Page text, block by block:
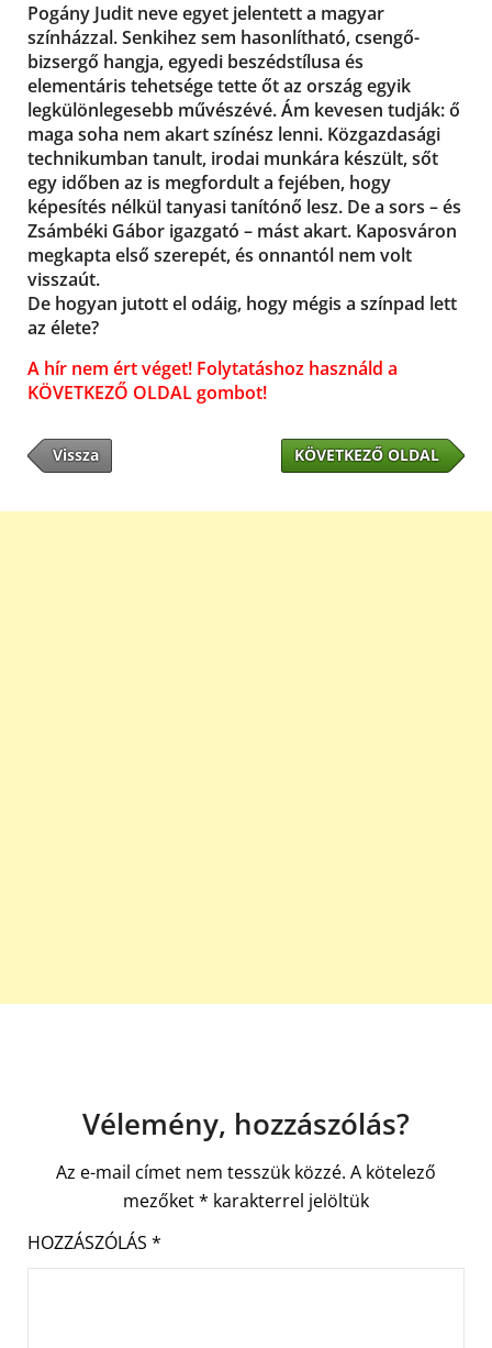
Pogány Judit neve egyet jelentett a magyar
színházzal. Senkihez sem hasonlítható, csengő-
bizsergő hangja, egyedi beszédstílusa és
elementáris tehetsége tette őt az ország egyik
legkülönlegesebb művészévé. Ám kevesen tudják: ő
maga soha nem akart színész lenni. Közgazdasági
technikumban tanult, irodai munkára készült, sőt
egy időben az is megfordult a fejében, hogy
képesítés nélkül tanyasi tanítónő lesz. De a sors – és
Zsámbéki Gábor igazgató – mást akart. Kaposváron
megkapta első szerepét, és onnantól nem volt
visszaút.
De hogyan jutott el odáig, hogy mégis a színpad lett
az élete?
A hír nem ért véget! Folytatáshoz használd a
KÖVETKEZŐ OLDAL gombot!
Vissza KÖVETKEZŐ OLDAL
Vélemény, hozzászólás?
Az e-mail címet nem tesszük közzé. A kötelező
mezőket* karakterrel jelöltük
HOZZÁSZÓLÁS *